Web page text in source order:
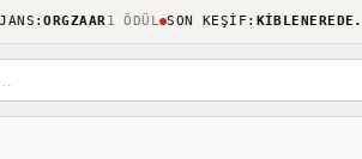
:ORGZAAR1 ÖDÜL SON KEŞIF:KIBLENEREDE.COM